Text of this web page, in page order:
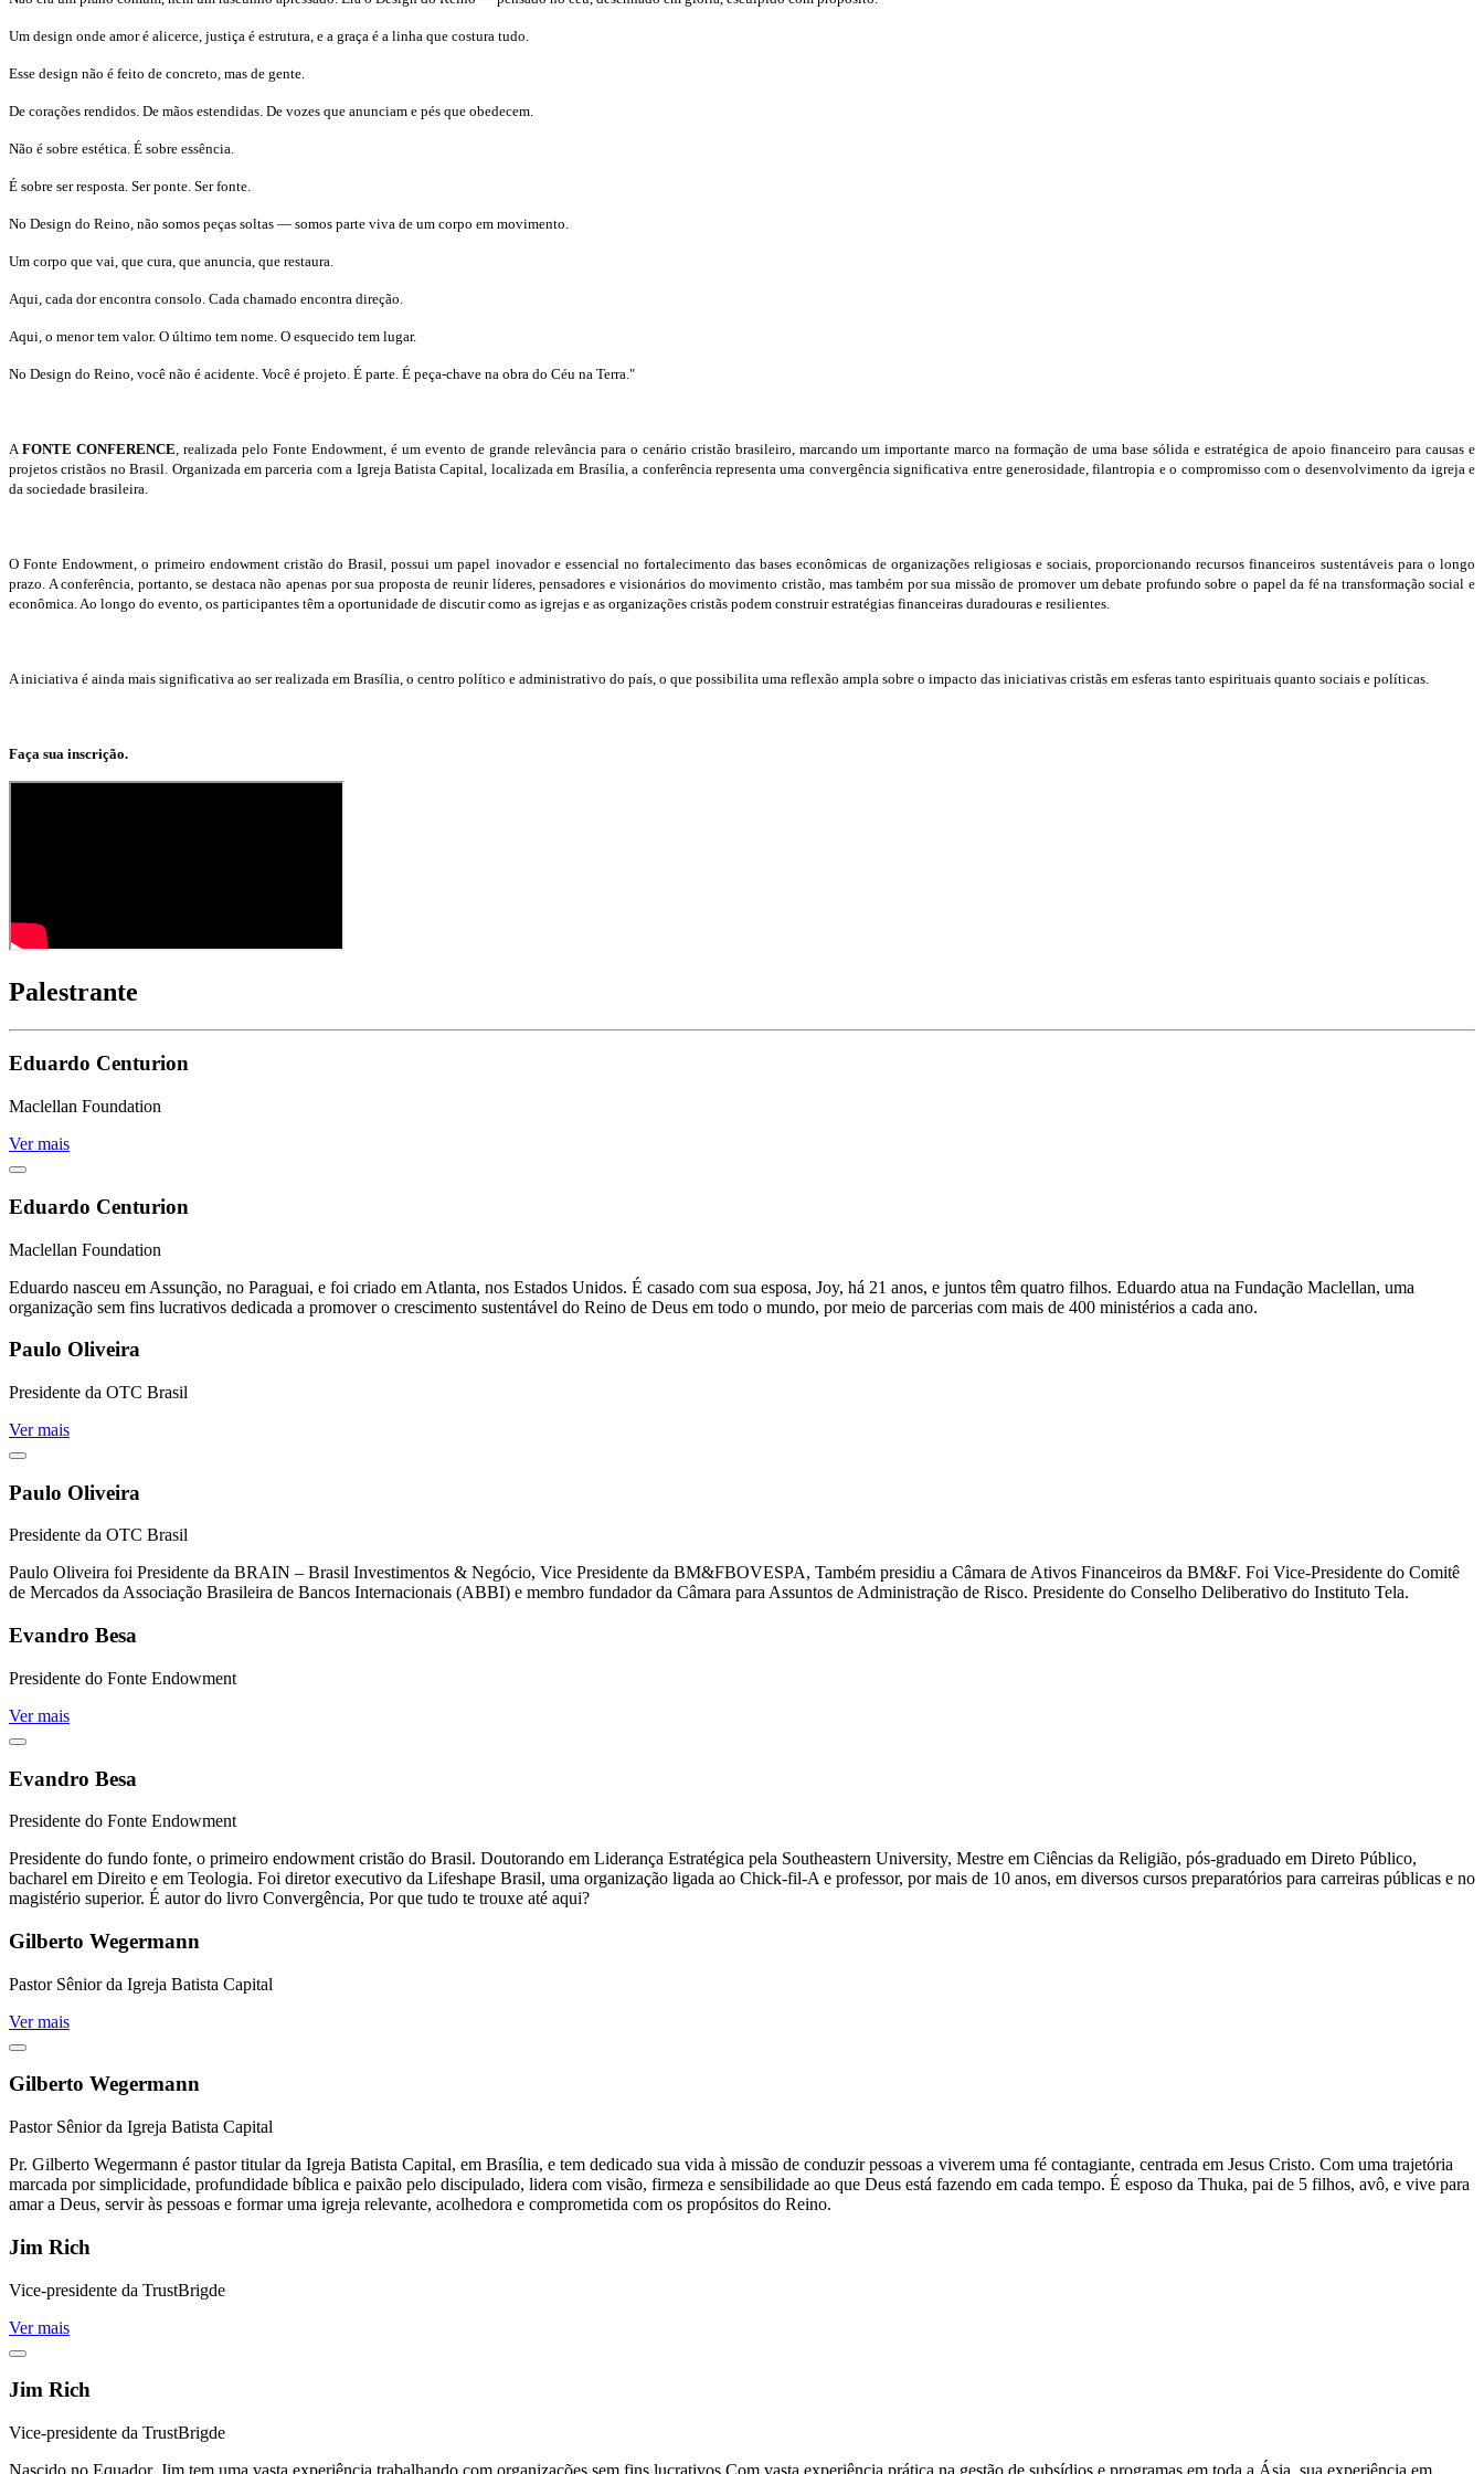
Um design onde amor é alicerce, justiça é estrutura, e a graça é a linha que costura tudo.
Esse design não é feito de concreto, mas de gente.
De corações rendidos. De mãos estendidas. De vozes que anunciam e pés que obedecem.
Não é sobre estética. É sobre essência.
É sobre ser resposta. Ser ponte. Ser fonte.
No Design do Reino, não somos peças soltas — somos parte viva de um corpo em movimento.
Um corpo que vai, que cura, que anuncia, que restaura.
Aqui, cada dor encontra consolo. Cada chamado encontra direção.
Aqui, o menor tem valor. O último tem nome. O esquecido tem lugar.
No Design do Reino, você não é acidente. Você é projeto. É parte. É peça-chave na obra do Céu na Terra."
A FONTE CONFERENCE , realizada pelo Fonte Endowment, é um evento de grande relevância para o cenário cristão brasileiro, marcando um importante marco na formação de uma base sólida e estratégica de apoio financeiro para causas e
projetos cristãos no Brasil. Organizada em parceria com a Igreja Batista Capital, localizada em Brasília, a conferência representa uma convergência significativa entre generosidade, filantropia e o compromisso com o desenvolvimento da igreja e
da sociedade brasileira.
O Fonte Endowment, o primeiro endowment cristão do Brasil, possui um papel inovador e essencial no fortalecimento das bases econômicas de organizações religiosas e sociais, proporcionando recursos financeiros sustentáveis para o longo
prazo. A conferência, portanto, se destaca não apenas por sua proposta de reunir líderes, pensadores e visionários do movimento cristão, mas também por sua missão de promover um debate profundo sobre o papel da fé na transformação social e
econômica. Ao longo do evento, os participantes têm a oportunidade de discutir como as igrejas e as organizações cristãs podem construir estratégias financeiras duradouras e resilientes.
A iniciativa é ainda mais significativa ao ser realizada em Brasília, o centro político e administrativo do país, o que possibilita uma reflexão ampla sobre o impacto das iniciativas cristãs em esferas tanto espirituais quanto sociais e políticas.
Faça sua inscrição.
Palestrante
Eduardo Centurion
Maclellan Foundation
Ver mais
Eduardo Centurion
Maclellan Foundation
Eduardo nasceu em Assunção, no Paraguai, e foi criado em Atlanta, nos Estados Unidos. É casado com sua esposa, Joy, há 21 anos, e juntos têm quatro filhos. Eduardo atua na Fundação Maclellan, uma
organização sem fins lucrativos dedicada a promover o crescimento sustentável do Reino de Deus em todo o mundo, por meio de parcerias com mais de 400 ministérios a cada ano.
Paulo Oliveira
Presidente da OTC Brasil
Ver mais
Paulo Oliveira
Presidente da OTC Brasil
Paulo Oliveira foi Presidente da BRAIN – Brasil Investimentos & Negócio, Vice Presidente da BM&FBOVESPA, Também presidiu a Câmara de Ativos Financeiros da BM&F. Foi Vice-Presidente do Comitê
de Mercados da Associação Brasileira de Bancos Internacionais (ABBI) e membro fundador da Câmara para Assuntos de Administração de Risco. Presidente do Conselho Deliberativo do Instituto Tela.
Evandro Besa
Presidente do Fonte Endowment
Ver mais
Evandro Besa
Presidente do Fonte Endowment
Presidente do fundo fonte, o primeiro endowment cristão do Brasil. Doutorando em Liderança Estratégica pela Southeastern University, Mestre em Ciências da Religião, pós-graduado em Direto Público,
bacharel em Direito e em Teologia. Foi diretor executivo da Lifeshape Brasil, uma organização ligada ao Chick-fil-A e professor, por mais de 10 anos, em diversos cursos preparatórios para carreiras públicas e no
magistério superior. É autor do livro Convergência, Por que tudo te trouxe até aqui?
Gilberto Wegermann
Pastor Sênior da Igreja Batista Capital
Ver mais
Gilberto Wegermann
Pastor Sênior da Igreja Batista Capital
Pr. Gilberto Wegermann é pastor titular da Igreja Batista Capital, em Brasília, e tem dedicado sua vida à missão de conduzir pessoas a viverem uma fé contagiante, centrada em Jesus Cristo. Com uma trajetória
marcada por simplicidade, profundidade bíblica e paixão pelo discipulado, lidera com visão, firmeza e sensibilidade ao que Deus está fazendo em cada tempo. É esposo da Thuka, pai de 5 filhos, avô, e vive para
amar a Deus, servir às pessoas e formar uma igreja relevante, acolhedora e comprometida com os propósitos do Reino.
Jim Rich
Vice-presidente da TrustBrigde
Ver mais
Jim Rich
Vice-presidente da TrustBrigde
Nascido no Equador, Jim tem uma vasta experiência trabalhando com organizações sem fins lucrativos.Com vasta experiência prática na gestão de subsídios e programas em toda a Ásia, sua experiência em